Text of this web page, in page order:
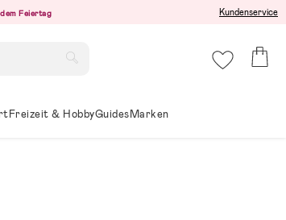
Feiertag Kundenservice
Freizeit & HobbyGuidesMarken